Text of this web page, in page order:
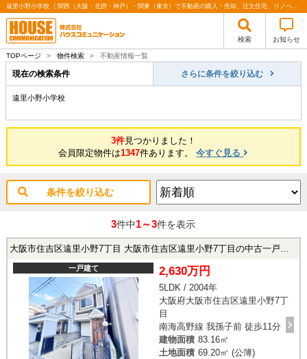
遠里小野小学校 ｜関西（大阪・北摂・神戸）・関東（東京）で不動産の購入・売却、注文住宅、リノベーションの事なら株式会社ハウスコミュニケーション
検索 お知らせ
TOPページ > 物件検索 > 不動産情報一覧
現在の検索条件 さらに条件を絞り込む
遠里小野小学校
3件見つかりました！
会員限定物件は1347件あります。今すぐ見る
条件を絞り込む
3件中1～3件を表示
大阪市住吉区遠里小野7丁目 大阪市住吉区遠里小野7丁目の中古一戸建て
一戸建て 2,630万円
5LDK / 2004年
大阪府大阪市住吉区遠里小野7丁
目
南海高野線 我孫子前 徒歩11分
建物面積 83.16㎡
土地面積 69.20㎡ (公簿)